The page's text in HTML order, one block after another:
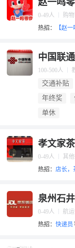
赵一鸣
0-49人
购
热招：
【赵
中国联通
100-500人
交通补贴
年终奖
单休
孝文家
0-49人
其
热招： 店长，
泉州石
0-49人
航
热招： 快递员